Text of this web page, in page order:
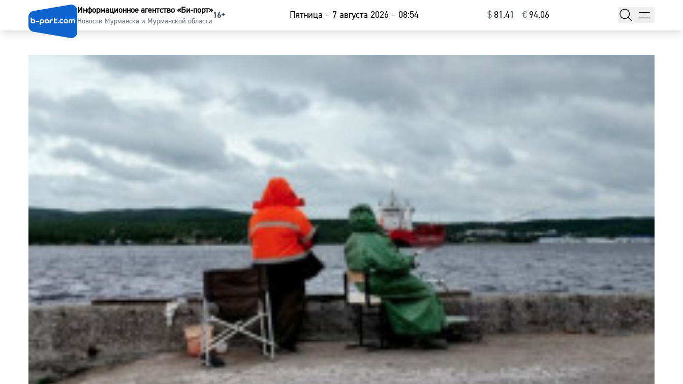
Информационное агентство «Би-порт»
Новости Мурманска и Мурманской области
16+ Пятница – 7 августа 2026 – 08:54 $⁠81.41 € ⁠94.06
Наши гости
Погода
Курсы валют